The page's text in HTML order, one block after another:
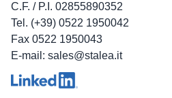
C.F. / P.I. 02855890352
Tel. (+39) 0522 1950042
Fax 0522 1950043
E-mail: sales@stalea.it